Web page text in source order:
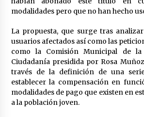
lluvia
Muere el cardenal Carlos
27 de abril de 2022
Todos los cortes de
Sevilla 2022: del jueves 28
26 de abril de 2022
modalidades pero que no han hecho
La propuesta, que surge tras
usuarios afectados así como las
como la Comisión Municipal de
Ciudadanía presidida por Rosa
través de la definición de una
establecer la compensación en
modalidades de pago que existen en
a la población joven.